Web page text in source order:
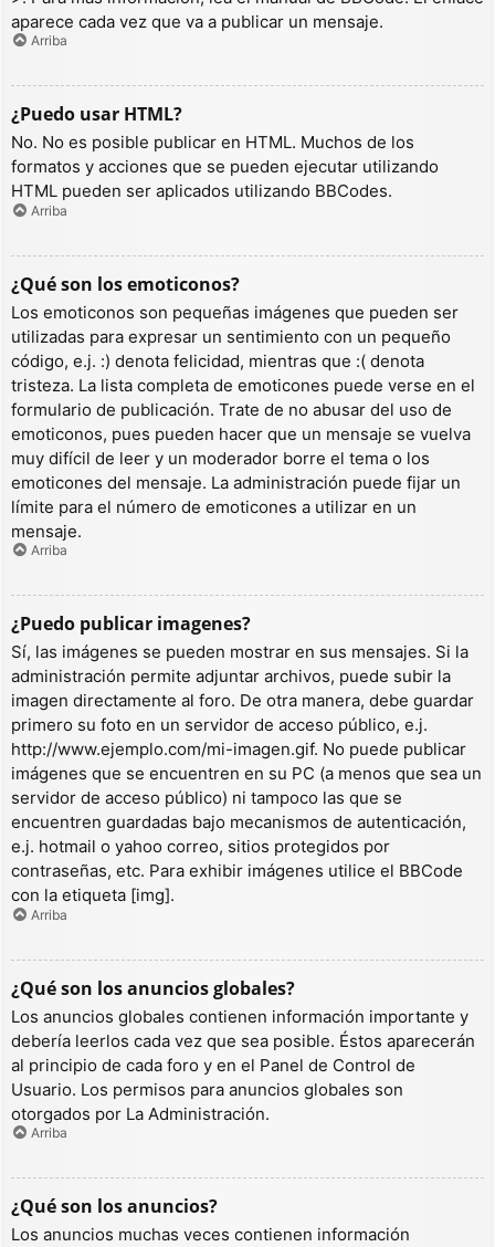
aparece cada vez que va a publicar un mensaje.
Arriba
¿Puedo usar HTML?
No. No es posible publicar en HTML. Muchos de los
formatos y acciones que se pueden ejecutar utilizando
HTML pueden ser aplicados utilizando BBCodes.
Arriba
¿Qué son los emoticonos?
Los emoticonos son pequeñas imágenes que pueden ser
utilizadas para expresar un sentimiento con un pequeño
código, e.j. :) denota felicidad, mientras que :( denota
tristeza. La lista completa de emoticones puede verse en el
formulario de publicación. Trate de no abusar del uso de
emoticonos, pues pueden hacer que un mensaje se vuelva
muy difícil de leer y un moderador borre el tema o los
emoticones del mensaje. La administración puede fijar un
límite para el número de emoticones a utilizar en un
mensaje.
Arriba
¿Puedo publicar imagenes?
Sí, las imágenes se pueden mostrar en sus mensajes. Si la
administración permite adjuntar archivos, puede subir la
imagen directamente al foro. De otra manera, debe guardar
primero su foto en un servidor de acceso público, e.j.
http://www.ejemplo.com/mi-imagen.gif. No puede publicar
imágenes que se encuentren en su PC (a menos que sea un
servidor de acceso público) ni tampoco las que se
encuentren guardadas bajo mecanismos de autenticación,
e.j. hotmail o yahoo correo, sitios protegidos por
contraseñas, etc. Para exhibir imágenes utilice el BBCode
con la etiqueta [img].
Arriba
¿Qué son los anuncios globales?
Los anuncios globales contienen información importante y
debería leerlos cada vez que sea posible. Éstos aparecerán
al principio de cada foro y en el Panel de Control de
Usuario. Los permisos para anuncios globales son
otorgados por La Administración.
Arriba
¿Qué son los anuncios?
Los anuncios muchas veces contienen información